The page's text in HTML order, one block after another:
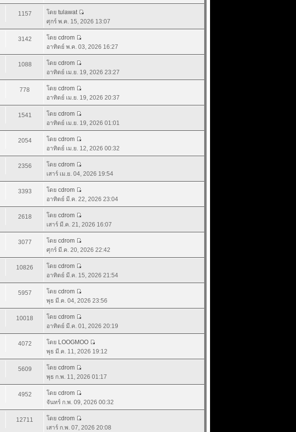
1157 โดย tulawat
ศุกร์ พ.ค. 15, 2026 13:07
3142 โดย cdrom
อาทิตย์ พ.ค. 03, 2026 16:27
1088 โดย cdrom
อาทิตย์ เม.ย. 19, 2026 23:27
778 โดย cdrom
อาทิตย์ เม.ย. 19, 2026 20:37
1541 โดย cdrom
อาทิตย์ เม.ย. 19, 2026 01:01
2054 โดย cdrom
อาทิตย์ เม.ย. 12, 2026 00:32
2356 โดย cdrom
เสาร์ เม.ย. 04, 2026 19:54
3393 โดย cdrom
อาทิตย์ มี.ค. 22, 2026 23:04
2618 โดย cdrom
เสาร์ มี.ค. 21, 2026 16:07
3077 โดย cdrom
ศุกร์ มี.ค. 20, 2026 22:42
10826 โดย cdrom
อาทิตย์ มี.ค. 15, 2026 21:54
5957 โดย cdrom
พุธ มี.ค. 04, 2026 23:56
10018 โดย cdrom
อาทิตย์ มี.ค. 01, 2026 20:19
4072 โดย LOOGMOO
พุธ มี.ค. 11, 2026 19:12
5609 โดย cdrom
พุธ ก.พ. 11, 2026 01:17
4952 โดย cdrom
จันทร์ ก.พ. 09, 2026 00:32
12711 โดย cdrom
เสาร์ ก.พ. 07, 2026 20:08